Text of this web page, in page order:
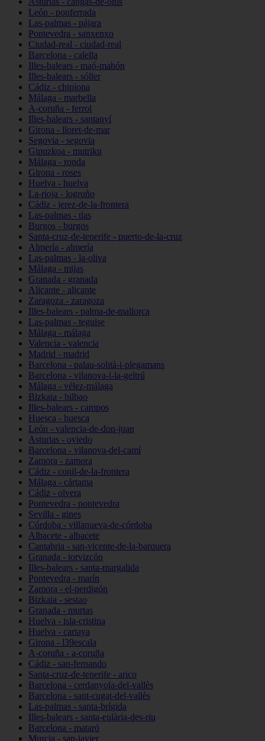
León - ponferrada
Las-palmas - pájara
Pontevedra - sanxenxo
Ciudad-real - ciudad-real
Barcelona - calella
Illes-balears - maó-mahón
Illes-balears - sóller
Cádiz - chipiona
Málaga - marbella
A-coruña - ferrol
Illes-balears - santanyí
Girona - lloret-de-mar
Segovia - segovia
Gipuzkoa - mutriku
Málaga - ronda
Girona - roses
Huelva - huelva
La-rioja - logroño
Cádiz - jerez-de-la-frontera
Las-palmas - tías
Burgos - burgos
Santa-cruz-de-tenerife - puerto-de-la-cruz
Almería - almería
Las-palmas - la-oliva
Málaga - mijas
Granada - granada
Alicante - alicante
Zaragoza - zaragoza
Illes-balears - palma-de-mallorca
Las-palmas - teguise
Málaga - málaga
Valencia - valencia
Madrid - madrid
Barcelona - palau-solità-i-plegamans
Barcelona - vilanova-i-la-geltrú
Málaga - vélez-málaga
Bizkaia - bilbao
Illes-balears - campos
Huesca - huesca
León - valencia-de-don-juan
Asturias - oviedo
Barcelona - vilanova-del-camí
Zamora - zamora
Cádiz - conil-de-la-frontera
Málaga - cártama
Cádiz - olvera
Pontevedra - pontevedra
Sevilla - gines
Córdoba - villanueva-de-córdoba
Albacete - albacete
Cantabria - san-vicente-de-la-barquera
Granada - torvizcón
Illes-balears - santa-margalida
Pontevedra - marín
Zamora - el-perdigón
Bizkaia - sestao
Granada - murtas
Huelva - isla-cristina
Huelva - cartaya
Girona - l39escala
A-coruña - a-coruña
Cádiz - san-fernando
Santa-cruz-de-tenerife - arico
Barcelona - cerdanyola-del-vallès
Barcelona - sant-cugat-del-vallès
Las-palmas - santa-brígida
Illes-balears - santa-eulària-des-riu
Barcelona - mataró
Murcia - san-javier